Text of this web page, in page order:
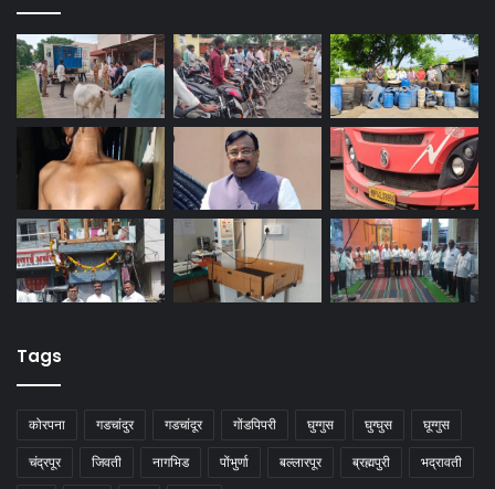
Tags
कोरपना गडचांदुर गडचांदूर गोंडपिपरी घुग्गुस घुग्घुस घूग्गुस
चंद्रपूर जिवती नागभिड पोंभुर्णा बल्लारपूर ब्रह्मपुरी भद्रावती